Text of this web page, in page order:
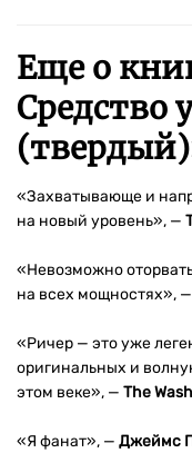
Еще о
Средство
(твердый)
«Захватывающе и
на новый уровень», —
«Невозможно
на всех мощностях», —
«Ричер — это уже
оригинальных и
этом веке», — The
«Я фанат», — Джеймс